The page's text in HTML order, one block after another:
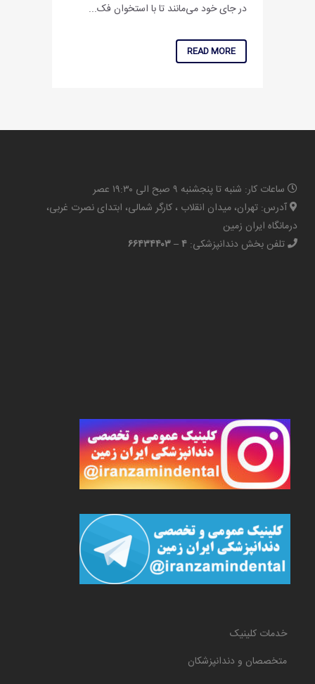
در جای خود می‌مانند تا با استخوان فک...
READ MORE
ساعات کار: شنبه تا پنجشنبه ۹ صبح الی ۱۹:۳۰ عصر
آدرس: تهران، میدان انقلاب ، کارگر شمالی، ابتدای نصرت غربی،
درمانگاه ایران زمین
تلفن بخش دندانپزشکی: ۴ – ۶۶۴۳۴۴۰۳
خدمات کلینیک
متخصصان و دندانپزشکان